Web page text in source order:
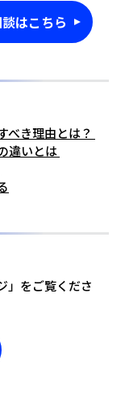
はこちら
べき理由とは？
違いとは
」をご覧くださ